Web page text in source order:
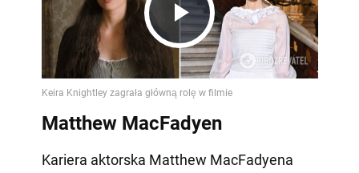
Play
Video
Matthew MacFadyen
Kariera aktorska Matthew MacFadyena